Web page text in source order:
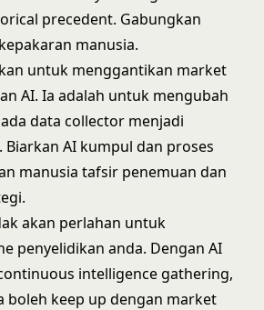
precedent. Gabungkan
manusia.
untuk menggantikan market
AI. Ia adalah untuk mengubah
data collector menjadi
AI kumpul dan proses
manusia tafsir penemuan dan
akan perlahan untuk
penyelidikan anda. Dengan AI
intelligence gathering,
boleh keep up dengan market